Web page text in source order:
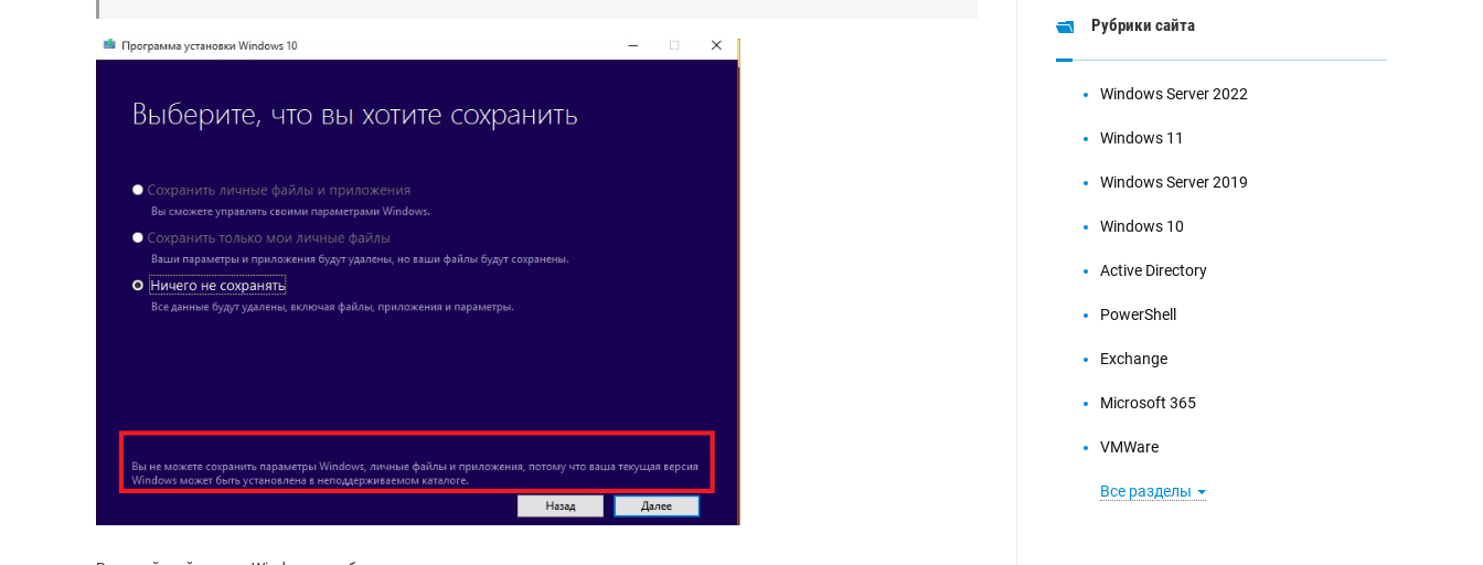
Рубрики сайта
Windows Server 2022
Windows 11
Windows Server 2019
Windows 10
Active Directory
PowerShell
Exchange
Microsoft 365
VMWare
Все разделы